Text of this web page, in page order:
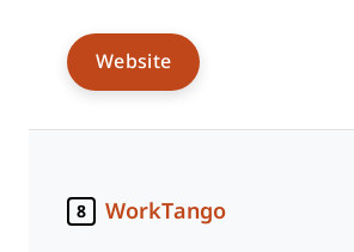
Website
8 WorkTango